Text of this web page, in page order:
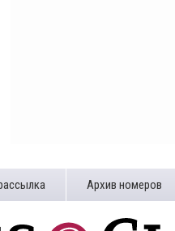
Архив номеров